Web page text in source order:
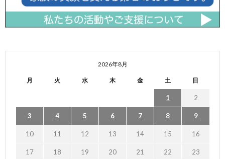
2026年8月
月 火 水 木 金 土 日
1 2
3 4 5 6 7 8 9
10 11 12 13 14 15 16
17 18 19 20 21 22 23